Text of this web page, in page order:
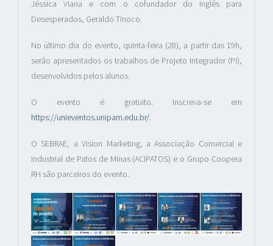
Jéssica Viana e com o cofundador do Inglês para
Desesperados, Geraldo Tinoco.
No último dia do evento, quinta-feira (28), a partir das 19h,
serão apresentados os trabalhos de Projeto Integrador (PI),
desenvolvidos pelos alunos.
O evento é gratuito. Inscreva-se em
https://unieventos.unipam.edu.br/.
O SEBRAE, a Vision Marketing, a Associação Comercial e
Industrial de Patos de Minas (ACIPATOS) e o Grupo Coopera
RH são parceiros do evento.